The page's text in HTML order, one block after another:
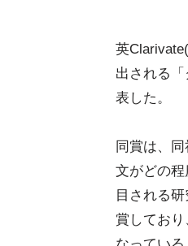
英
出される
表した。
同賞は、
文がどの
目される
賞してお